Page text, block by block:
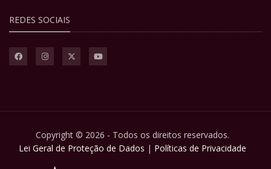
REDES SOCIAIS
Copyright © 2026 - Todos os direitos reservados.
Lei Geral de Proteção de Dados | Políticas de Privacidade